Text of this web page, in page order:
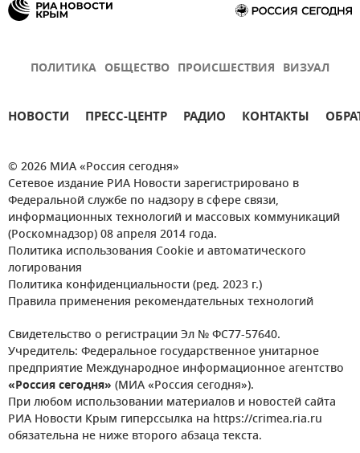
ПОЛИТИКА ОБЩЕСТВО ПРОИСШЕСТВИЯ ВИЗУАЛ
НОВОСТИ ПРЕСС-ЦЕНТР РАДИО КОНТАКТЫ
© 2026 МИА «Россия сегодня»
Сетевое издание РИА Новости зарегистрировано в
Федеральной службе по надзору в сфере связи,
информационных технологий и массовых коммуникаций
(Роскомнадзор) 08 апреля 2014 года.
Политика использования Cookie и автоматического
логирования
Политика конфиденциальности (ред. 2023 г.)
Правила применения рекомендательных технологий
Свидетельство о регистрации Эл № ФС77-57640.
Учредитель: Федеральное государственное унитарное
предприятие Международное информационное агентство
«Россия сегодня» (МИА «Россия сегодня»).
При любом использовании материалов и новостей сайта
РИА Новости Крым гиперссылка на https://crimea.ria.ru
обязательна не ниже второго абзаца текста.